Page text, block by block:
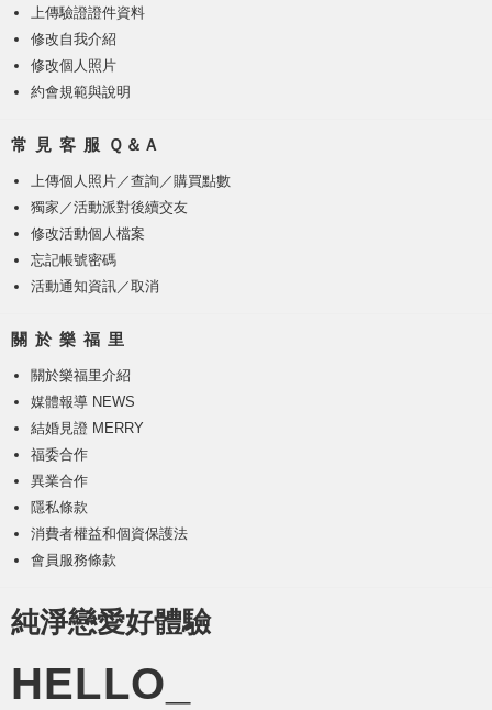
上傳驗證證件資料
修改自我介紹
修改個人照片
約會規範與說明
常 見 客 服 Ｑ＆Ａ
上傳個人照片／查詢／購買點數
獨家／活動派對後續交友
修改活動個人檔案
忘記帳號密碼
活動通知資訊／取消
關 於 樂 福 里
關於樂福里介紹
媒體報導 NEWS
結婚見證 MERRY
福委合作
異業合作
隱私條款
消費者權益和個資保護法
會員服務條款
純淨戀愛好體驗
HELLO_